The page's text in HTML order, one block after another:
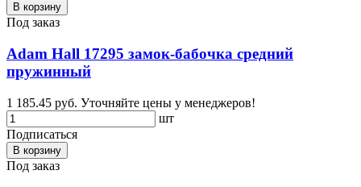
В корзину
Под заказ
Adam Hall 17295 замок-бабочка средний
пружинный
1 185.45 руб. Уточняйте цены у менеджеров!
шт
Подписаться
В корзину
Под заказ